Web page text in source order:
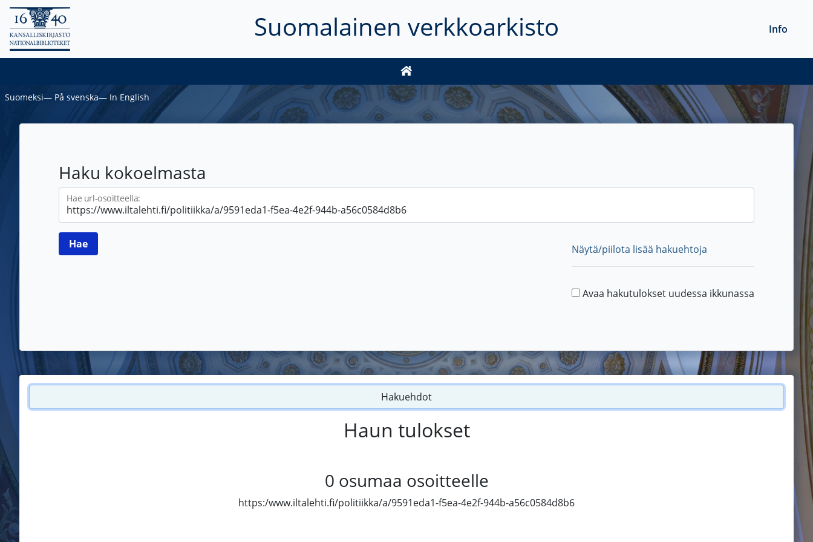
Suomalainen verkkoarkisto Info
Suomeksi― På svenska― In English
Haku kokoelmasta
Hae url-osoitteella:
Näytä/piilota lisää hakuehtoja
Avaa hakutulokset uudessa ikkunassa
Hakuehdot
Haun tulokset
0 osumaa osoitteelle
https:/www.iltalehti.fi/politiikka/a/9591eda1-f5ea-4e2f-944b-a56c0584d8b6